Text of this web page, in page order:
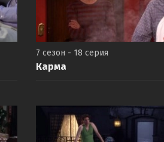
7 сезон - 18 серия
Карма